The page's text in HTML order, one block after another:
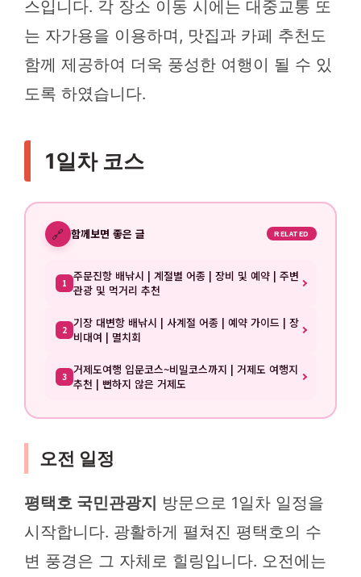
스입니다. 각 장소 이동 시에는 대중교통 또
는 자가용을 이용하며, 맛집과 카페 추천도
함께 제공하여 더욱 풍성한 여행이 될 수 있
도록 하였습니다.
1일차 코스
🔗 함께보면 좋은 글 RELATED
1 주문진항 배낚시 | 계절별 어종 | 장비 및 예약 | 주변
관광 및 먹거리 추천
2 기장 대변항 배낚시 | 사계절 어종 | 예약 가이드 | 장
비대여 | 멸치회
3 거제도여행 입문코스~비밀코스까지 | 거제도 여행지
추천 | 뻔하지 않은 거제도
오전 일정
평택호 국민관광지 방문으로 1일차 일정을
시작합니다. 광활하게 펼쳐진 평택호의 수
변 풍경은 그 자체로 힐링입니다. 오전에는